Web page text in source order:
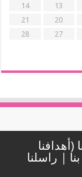
13
14
20
21
27
28
راسلنا